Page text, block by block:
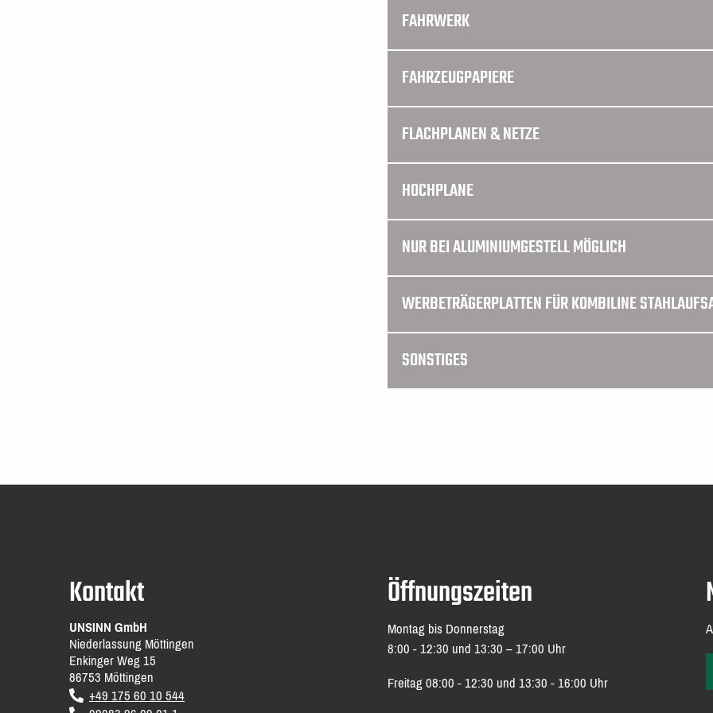
FAHRWERK
FAHRZEUGPAPIERE
FLACHPLANEN & NETZE
HOCHPLANE
NUR BEI ALUMINIUMGESTELL MÖGLICH
WERBETRÄGERPLATTEN FÜR KOMBILINE
SONSTIGES
Kontakt
UNSINN GmbH
Niederlassung Möttingen
Enkinger Weg 15
86753Möttingen
DE +49 175 60 10 544
Öffnungszeiten
Montag bis Donnerstag
8:00 - 12:30 und 13:30 – 17:00 Uhr
Freitag 08:00 - 12:30 und 13:30 - 16:00 Uhr